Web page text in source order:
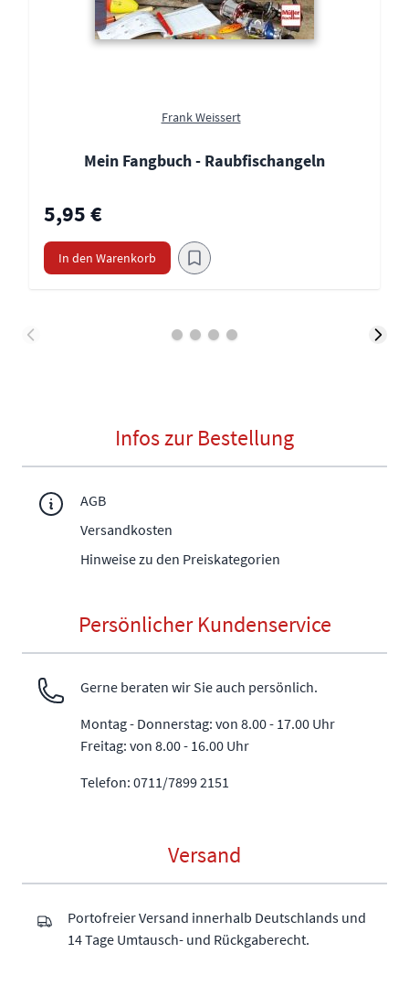
Frank Weissert
Mein Fangbuch - Raubfischangeln
5,95 €
In den Warenkorb
Infos zur Bestellung
AGB
Versandkosten
Hinweise zu den Preiskategorien
Persönlicher Kundenservice
Gerne beraten wir Sie auch persönlich.
Montag - Donnerstag: von 8.00 - 17.00 Uhr
Freitag: von 8.00 - 16.00 Uhr
Telefon: 0711/7899 2151
Versand
Portofreier Versand innerhalb Deutschlands und
14 Tage Umtausch- und Rückgaberecht.